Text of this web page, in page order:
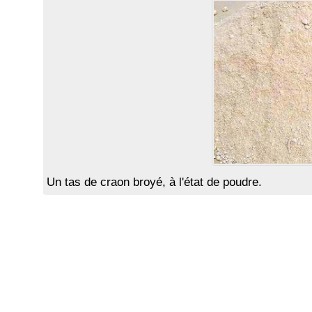
Un tas de craon broyé, à l'état de poudre.